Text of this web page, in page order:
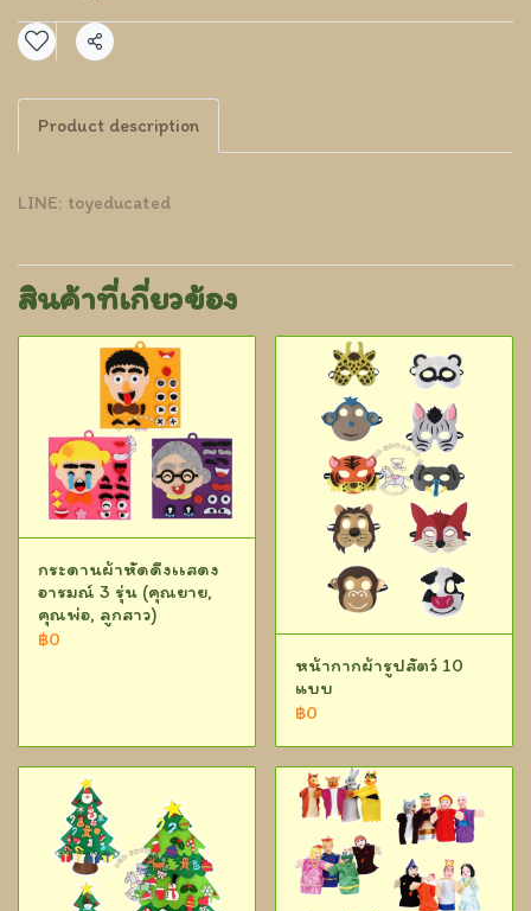
แชร์
Product description
LINE: toyeducated
สินค้าที่เกี่ยวข้อง
กระดานผ้าหัดดึงเเสดง
อารมณ์ 3 รุ่น (คุณยาย,
คุณพ่อ, ลูกสาว)
฿0
หน้ากากผ้ารูปสัตว์ 10
แบบ
฿0